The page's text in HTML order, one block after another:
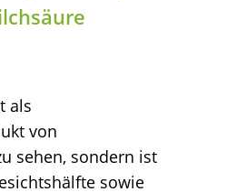
als
von
sehen, sondern ist
sowie